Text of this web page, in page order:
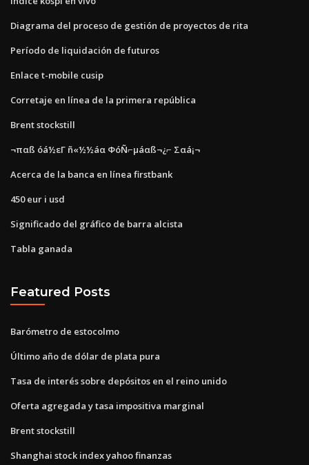
Diagrama del proceso de gestión de proyectos de rita
Período de liquidación de futuros
Enlace t-mobile cusip
Corretaje en línea de la primera república
Brent stockstill
¬παß óá½εΓ ñ«½½áα ΦóÑ⌐µáαß¬¿⌐ Σαá¡¬
Acerca de la banca en línea firstbank
450 eur i usd
Significado del gráfico de barra alcista
Tabla ganada
Featured Posts
Barómetro de estocolmo
Último año de dólar de plata pura
Tasa de interés sobre depósitos en el reino unido
Oferta agregada y tasa impositiva marginal
Brent stockstill
Shanghai stock index yahoo finanzas